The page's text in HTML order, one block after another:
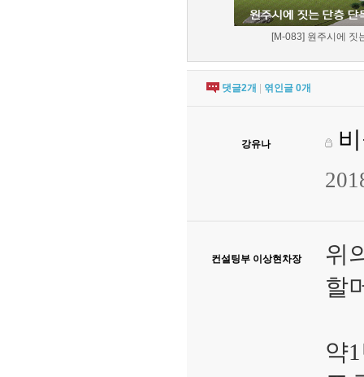
[M-083] 원주시에 짓
댓글2개 엮인글 0개